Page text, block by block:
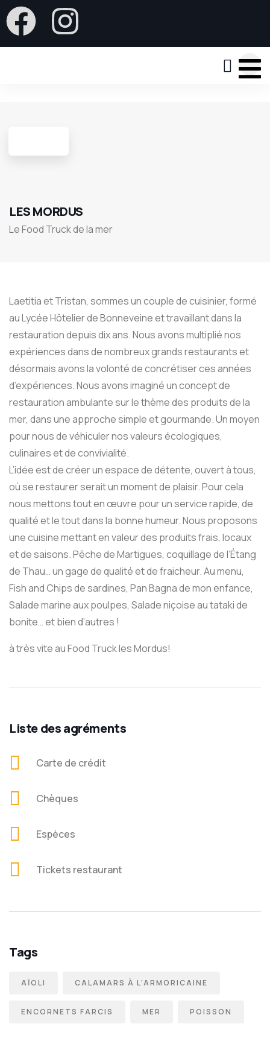
6
LES MORDUS
Le Food Truck de la mer
Laetitia et Tristan, sommes un couple de cuisinier, formé
au Lycée Hôtelier de Bonneveine et travaillant dans la
restauration depuis dix ans. Nous avons multiplié nos
expériences dans de nombreux grands restaurants et
désormais avons la volonté de concrétiser ces années
d’expériences. Nous avons imaginé un concept de
restauration ambulante sur le thème des produits de la
mer, dans une approche simple et gourmande. Un moyen
pour nous de véhiculer nos valeurs écologiques,
culinaires et de convivialité.
L’idée est de créer un espace de détente, ouvert à tous,
où se restaurer serait un moment de plaisir. Pour cela
nous mettons tout en œuvre pour un service rapide, de
qualité et le tout dans la bonne humeur. Nous proposons
une cuisine mettant en valeur des produits frais, locaux
et de saisons. Pêche de Martigues, coquillage de l’Étang
de Thau… un gage de qualité et de fraicheur. Au menu,
Fish and Chips de sardines, Pan Bagna de mon enfance,
Salade marine aux poulpes, Salade niçoise au tataki de
bonite… et bien d’autres !
à très vite au Food Truck les Mordus!
Liste des agréments
Carte de crédit
Chèques
Espèces
Tickets restaurant
Tags
AÏOLI CALAMARS À L’ARMORICAINE
ENCORNETS FARCIS MER POISSON